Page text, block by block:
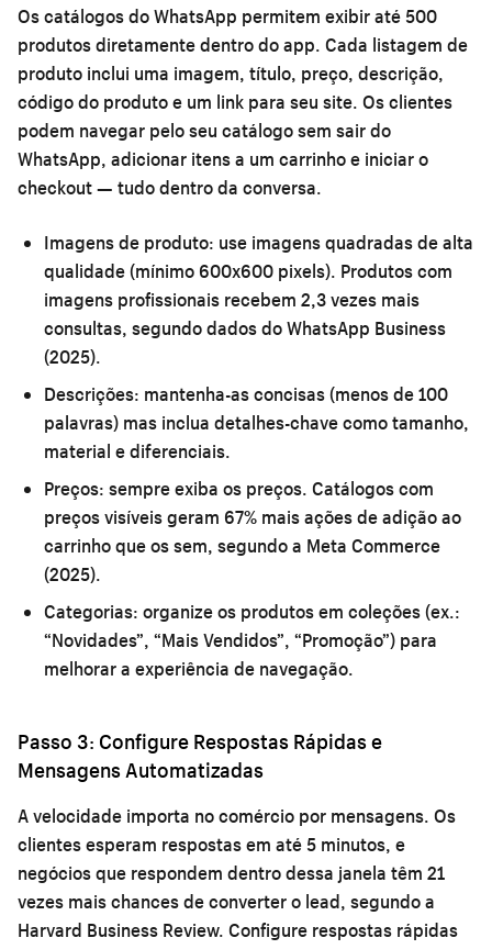
Os catálogos do WhatsApp permitem exibir até 500
produtos diretamente dentro do app. Cada listagem de
produto inclui uma imagem, título, preço, descrição,
código do produto e um link para seu site. Os clientes
podem navegar pelo seu catálogo sem sair do
WhatsApp, adicionar itens a um carrinho e iniciar o
checkout — tudo dentro da conversa.
Imagens de produto: use imagens quadradas de alta
qualidade (mínimo 600x600 pixels). Produtos com
imagens profissionais recebem 2,3 vezes mais
consultas, segundo dados do WhatsApp Business
(2025).
Descrições: mantenha-as concisas (menos de 100
palavras) mas inclua detalhes-chave como tamanho,
material e diferenciais.
Preços: sempre exiba os preços. Catálogos com
preços visíveis geram 67% mais ações de adição ao
carrinho que os sem, segundo a Meta Commerce
(2025).
Categorias: organize os produtos em coleções (ex.:
“Novidades”, “Mais Vendidos”, “Promoção”) para
melhorar a experiência de navegação.
Passo 3: Configure Respostas Rápidas e
Mensagens Automatizadas
A velocidade importa no comércio por mensagens. Os
clientes esperam respostas em até 5 minutos, e
negócios que respondem dentro dessa janela têm 21
vezes mais chances de converter o lead, segundo a
Harvard Business Review. Configure respostas rápidas